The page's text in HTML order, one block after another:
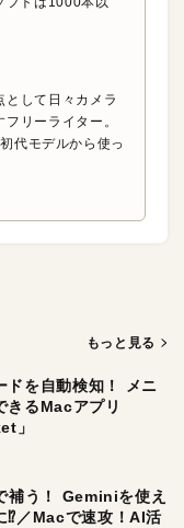
として日々カメラ
リーライター。
代モデルから使っ
もっと見る
ドを自動検知！ メニ
きるMacアプリ
」
補う！ Geminiを使え
⁉︎／Macで速攻！AI活